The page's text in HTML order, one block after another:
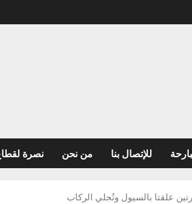
للإتصال بنا من نحن نصرة
علقتا بالسيول وتُجلي الركاب